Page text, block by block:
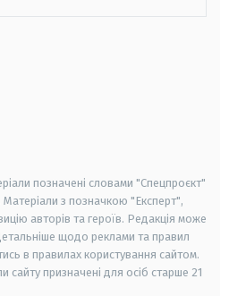
позначені словами "Спецпроєкт"
з позначкою "Експерт",
авторів та героїв. Редакція може
щодо реклами та правил
в правилах користування сайтом.
сайту призначені для осіб старше 21